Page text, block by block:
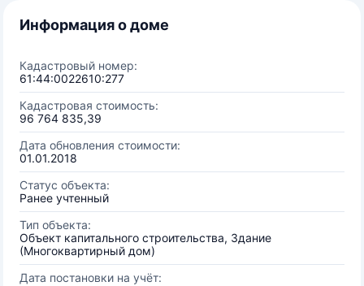
Информация о доме
Кадастровый номер:
61:44:0022610:277
Кадастровая стоимость:
96 764 835,39
Дата обновления стоимости:
01.01.2018
Статус объекта:
Ранее учтенный
Тип объекта:
Объект капитального строительства, Здание
(Многоквартирный дом)
Дата постановки на учёт: